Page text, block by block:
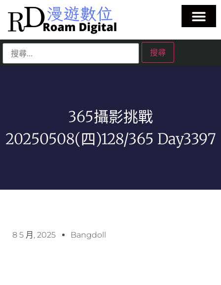
365攝影挑戰
20250508(四)128/365 Day3397
8 5 月, 2025 Bangdoll